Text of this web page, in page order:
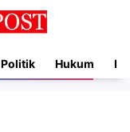
Politik Hukum